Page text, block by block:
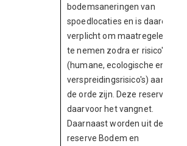
bodemsaneringen van
spoedlocaties en is daarom
verplicht om maatregelen
te nemen zodra er risico's
(humane, ecologische en of
verspreidingsrisico's) aan
de orde zijn. Deze reserve is
daarvoor het vangnet.
Daarnaast worden uit de
reserve Bodem en